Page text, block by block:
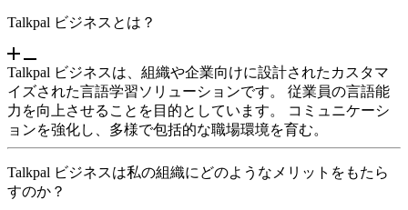
Talkpal ビジネスとは？
Talkpal ビジネスは、組織や企業向けに設計されたカスタマ
イズされた言語学習ソリューションです。 従業員の言語能
力を向上させることを目的としています。 コミュニケーシ
ョンを強化し、多様で包括的な職場環境を育む。
Talkpal ビジネスは私の組織にどのようなメリットをもたら
すのか？